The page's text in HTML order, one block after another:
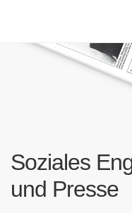
Soziales
und Presse